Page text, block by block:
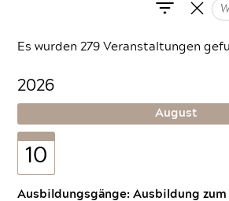
Es wurden 279 Veranstaltungen
2026
August
10
Ausbildungsgänge: Ausbildung zum